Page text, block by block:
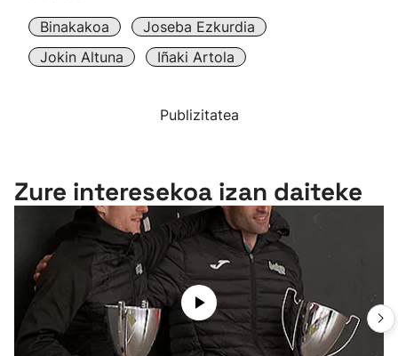
Binakakoa
Joseba Ezkurdia
Jokin Altuna
Iñaki Artola
Publizitatea
Zure interesekoa izan daiteke